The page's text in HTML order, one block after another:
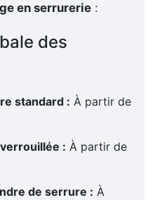
en serrurerie :
des
standard : À partir de
: À partir de
de serrure : À